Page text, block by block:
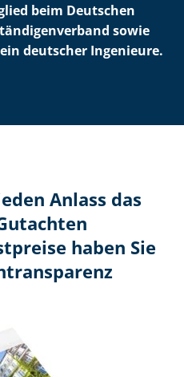
beim Deutschen
sowie
deutscher Ingenieure.
Anlass das
haben Sie